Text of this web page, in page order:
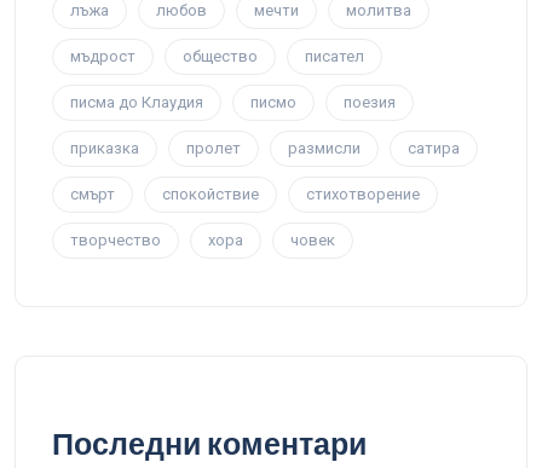
лъжа любов мечти молитва
мъдрост общество писател
писма до Клаудия писмо поезия
приказка пролет размисли сатира
смърт спокойствие стихотворение
творчество хора човек
Последни коментари